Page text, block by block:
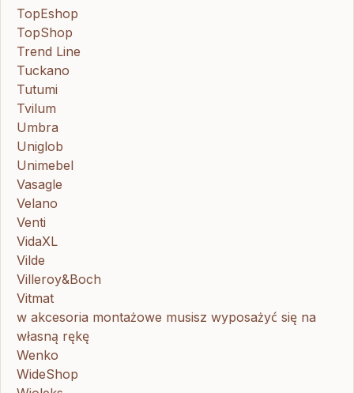
TopEshop
TopShop
Trend Line
Tuckano
Tutumi
Tvilum
Umbra
Uniglob
Unimebel
Vasagle
Velano
Venti
VidaXL
Vilde
Villeroy&Boch
Vitmat
w akcesoria montażowe musisz wyposażyć się na
własną rękę
Wenko
WideShop